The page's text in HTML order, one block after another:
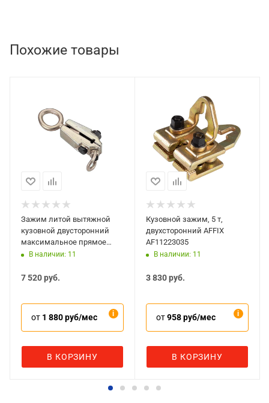
Похожие товары
Зажим литой вытяжной
кузовной двусторонний
максимальное прямое
усилие 5 тонн под углом 2
В наличии: 11
7 520руб.
от 1 880 руб/мес
В КОРЗИНУ
Кузовной зажим, 5 т,
двухсторонний AFFIX
AF11223035
В наличии: 11
3 830руб.
от958 руб/мес
В КОРЗИНУ